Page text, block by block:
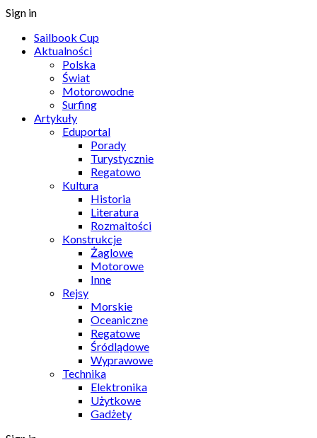
Sign in
Sailbook Cup
Aktualności
Polska
Świat
Motorowodne
Surfing
Artykuły
Eduportal
Porady
Turystycznie
Regatowo
Kultura
Historia
Literatura
Rozmaitości
Konstrukcje
Żaglowe
Motorowe
Inne
Rejsy
Morskie
Oceaniczne
Regatowe
Śródlądowe
Wyprawowe
Technika
Elektronika
Użytkowe
Gadżety